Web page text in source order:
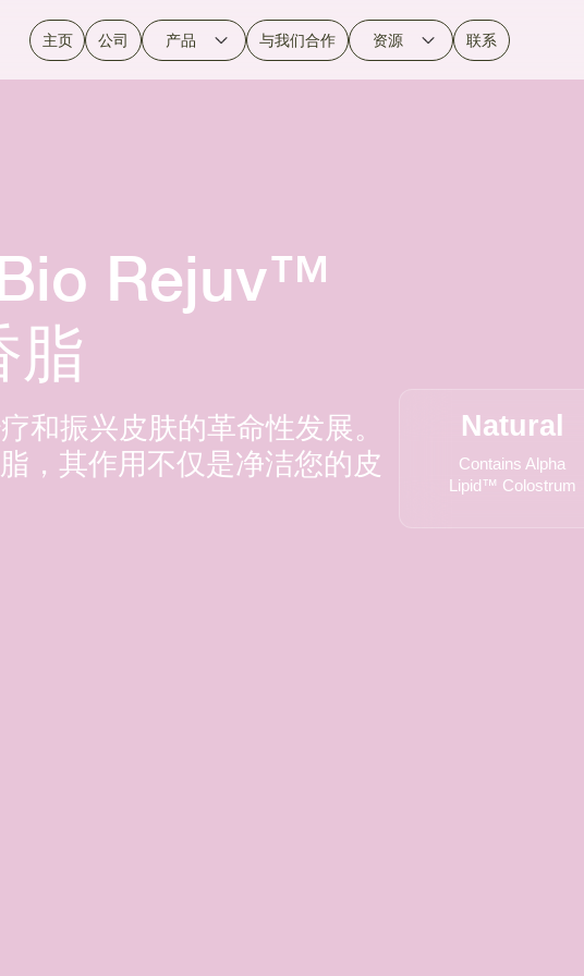
Rejuv™
脂
振兴皮肤的革命性发展。
，其作用不仅是净洁您的皮
Natural
Contains Alpha
Lipid™ Colostrum
主页 公司 产品 与我们合作 资源 联系